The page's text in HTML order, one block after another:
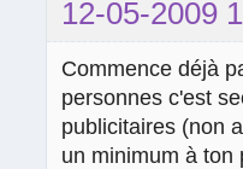
12-05-2009
Commence déjà
personnes c'est
publicitaires (non
un minimum à ton